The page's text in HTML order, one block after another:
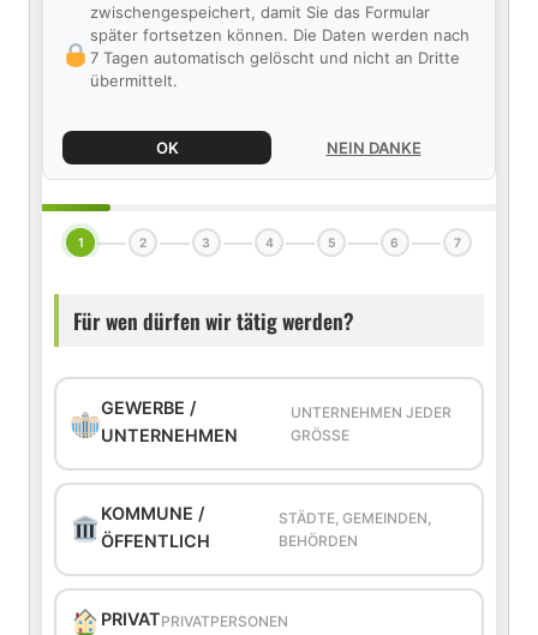
zwischengespeichert, damit Sie das Formular
später fortsetzen können. Die Daten werden nach
7 Tagen automatisch gelöscht und nicht an Dritte
übermittelt.
OK NEIN DANKE
1 2 3 4 5 6 7
Für wen dürfen wir tätig werden?
GEWERBE /
UNTERNEHMEN
UNTERNEHMEN JEDER
GRÖSSE
KOMMUNE /
ÖFFENTLICH
STÄDTE, GEMEINDEN,
BEHÖRDEN
PRIVATPRIVATPERSONEN